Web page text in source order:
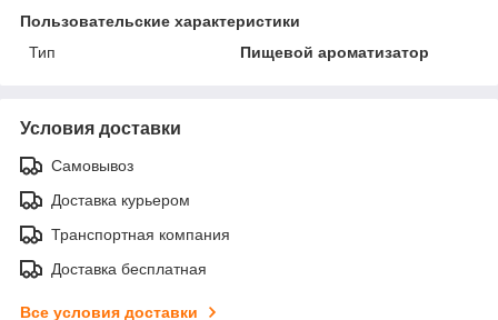
Пользовательские характеристики
Тип
Пищевой ароматизатор
Условия доставки
Самовывоз
Доставка курьером
Транспортная компания
Доставка бесплатная
Все условия доставки